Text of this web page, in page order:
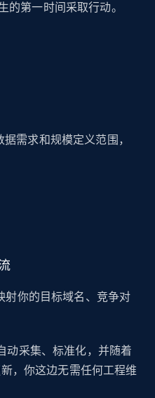
的第一时间采取行动。
需求和规模定义范围，
射你的目标域名、竞争对
动采集、标准化，并随着
，你这边无需任何工程维